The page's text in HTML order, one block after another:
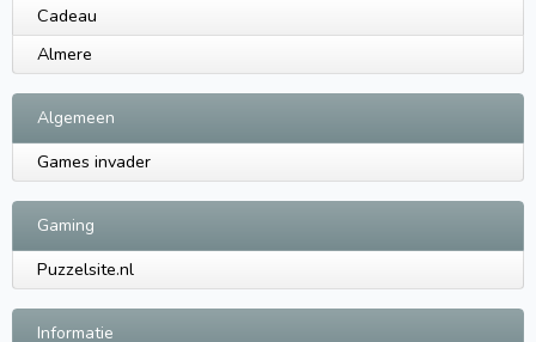
Cadeau
Almere
Algemeen
Games invader
Gaming
Puzzelsite.nl
Informatie